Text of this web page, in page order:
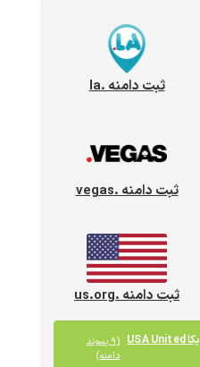
ثبت دامنه .la
ثبت دامنه .vegas
ثبت دامنه .us.org
مشاهده همه دامنه های آمریکا USA United
(۹ پسوند
دامنه)